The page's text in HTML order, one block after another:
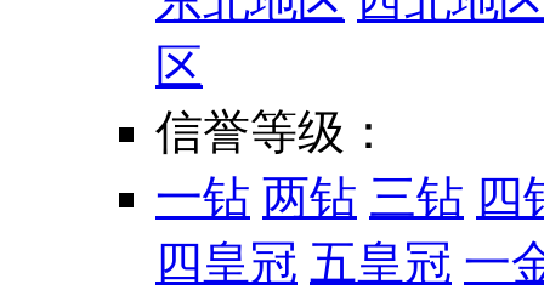
区
信誉等级：
一钻 两钻 三钻 四
四皇冠 五皇冠 一